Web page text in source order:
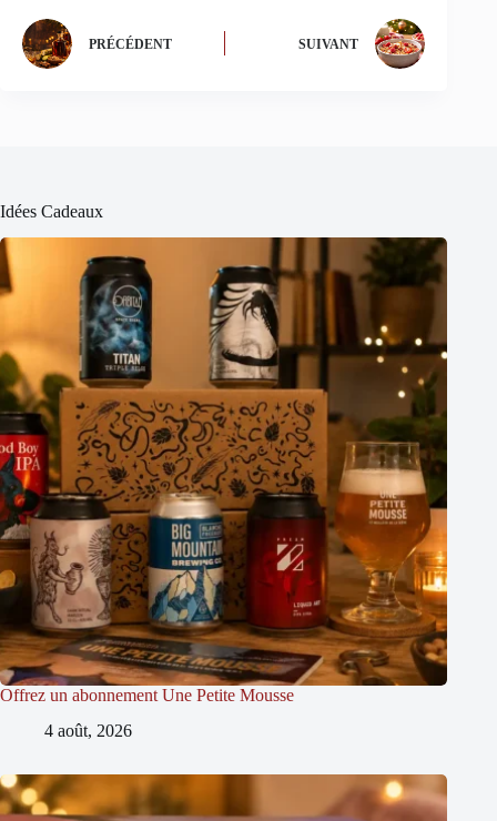
PRÉCÉDENT SUIVANT
Idées Cadeaux
Offrez un abonnement Une Petite Mousse
4 août, 2026